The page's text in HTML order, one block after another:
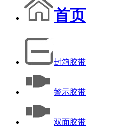
首页
封箱胶带
警示胶带
双面胶带